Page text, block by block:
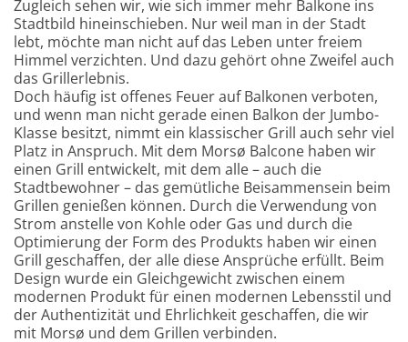
Zugleich sehen wir, wie sich immer mehr Balkone ins
Stadtbild hineinschieben. Nur weil man in der Stadt
lebt, möchte man nicht auf das Leben unter freiem
Himmel verzichten. Und dazu gehört ohne Zweifel auch
das Grillerlebnis.
Doch häufig ist offenes Feuer auf Balkonen verboten,
und wenn man nicht gerade einen Balkon der Jumbo-
Klasse besitzt, nimmt ein klassischer Grill auch sehr viel
Platz in Anspruch. Mit dem Morsø Balcone haben wir
einen Grill entwickelt, mit dem alle – auch die
Stadtbewohner – das gemütliche Beisammensein beim
Grillen genießen können. Durch die Verwendung von
Strom anstelle von Kohle oder Gas und durch die
Optimierung der Form des Produkts haben wir einen
Grill geschaffen, der alle diese Ansprüche erfüllt. Beim
Design wurde ein Gleichgewicht zwischen einem
modernen Produkt für einen modernen Lebensstil und
der Authentizität und Ehrlichkeit geschaffen, die wir
mit Morsø und dem Grillen verbinden.